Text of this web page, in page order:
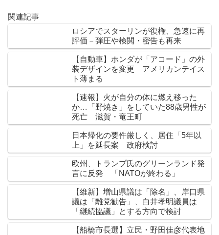
関連記事
ロシアでスターリンが復権、急速に再
評価－弾圧や検閲・密告も再来
【自動車】ホンダが「アコード」の外
装デザインを変更 アメリカンテイス
ト薄まる
【速報】火が自分の体に燃え移った
か…「野焼き」をしていた88歳男性が
死亡 滋賀・竜王町
日本帰化の要件厳しく、居住「5年以
上」を延長案 政府検討
欧州、トランプ氏のグリーンランド発
言に反発 「NATOが終わる」
【維新】増山県議は「除名」、岸口県
議は「離党勧告」、白井孝明議員は
「継続協議」とする方向で検討
【船橋市長選】立民・野田佳彦代表地